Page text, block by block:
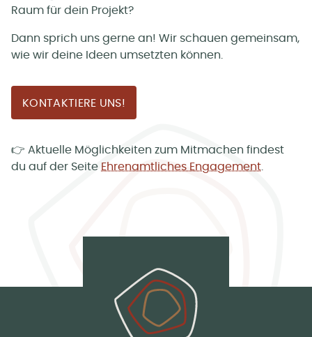
Raum für dein Projekt?
Dann sprich uns gerne an! Wir schauen gemeinsam,
wie wir deine Ideen umsetzten können.
KONTAKTIERE UNS!
👉 Aktuelle Möglichkeiten zum Mitmachen findest
du auf der Seite Ehrenamtliches Engagement.